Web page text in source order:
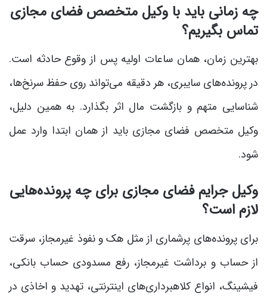
چه زمانی باید با وکیل متخصص فضای مجازی
تماس بگیریم؟
بهترین زمان، همان ساعات اولیه پس از وقوع حادثه است.
در پرونده‌های سایبری، هر دقیقه می‌تواند روی حفظ سرنخ‌ها،
شناسایی متهم و بازگشت مال اثر بگذارد. به همین دلیل،
وکیل متخصص فضای مجازی باید از همان ابتدا وارد عمل
شود.
وکیل جرایم فضای مجازی برای چه پرونده‌هایی
لازم است؟
برای پرونده‌های پرشماری از مثل هک و نفوذ غیرمجاز، سرقت
از حساب و برداشت غیرمجاز، رفع مسدودی حساب بانکی،
فیشینگ، انواع کلاهبرداری‌های اینترنتی، تهدید و اخاذی در